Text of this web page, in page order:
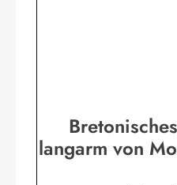
langarm von